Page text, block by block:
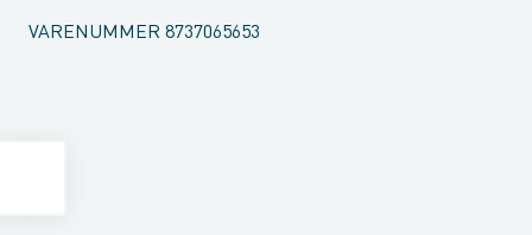
VARENUMMER 8737065653